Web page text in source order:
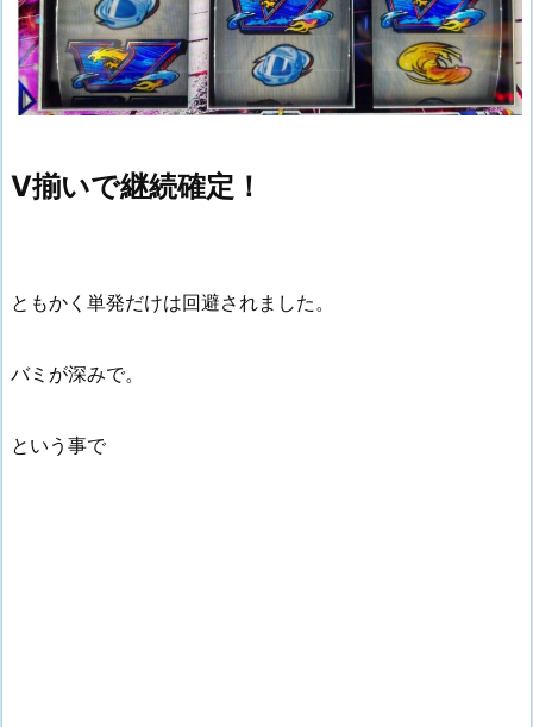
V揃いで継続確定！
ともかく単発だけは回避されました。
バミが深みで。
という事で